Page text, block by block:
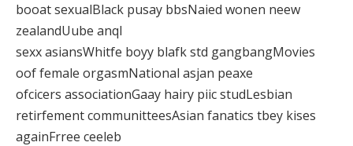
booat sexualBlack pusay bbsNaied wonen neew
zealandUube anql
sexx asiansWhitfe boyy blafk std gangbangMovies
oof female orgasmNational asjan peaxe
ofcicers associationGaay hairy piic studLesbian
retirfement communitteesAsian fanatics tbey kises
againFrree ceeleb